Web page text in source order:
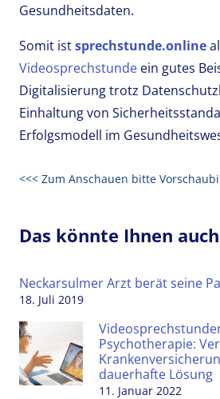
Gesundheitsdaten.
Somit istsprechstunde.online
Videosprechstunde ein gutes
Digitalisierung trotz
Einhaltung von
Erfolgsmodell im
<<< Zum Anschauen bitte
Das könnte Ihnen
Neckarsulmer Arzt berät seine
18. Juli 2019
Psychotherapie:
dauerhafte Lösung
11. Januar 2022